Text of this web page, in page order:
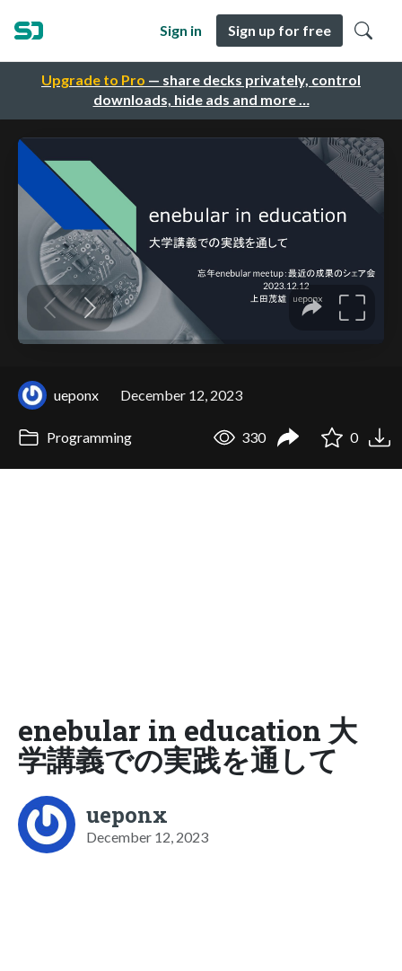
Upgrade to Pro — share decks privately, control
downloads, hide ads and more …
Sign in Sign up for free
ueponx December 12, 2023
Programming 330 0
enebular in education 大
学講義での実践を通して
ueponx
December 12, 2023